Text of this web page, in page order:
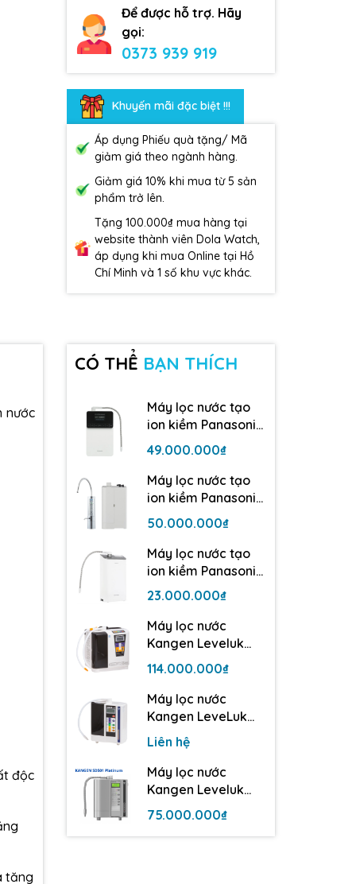
Để được hỗ trợ. Hãy
gọi:
0373 939 919
Khuyến mãi đặc biệt !!!
Áp dụng Phiếu quà tặng/ Mã
giảm giá theo ngành hàng.
Giảm giá 10% khi mua từ 5 sản
phẩm trở lên.
Tặng 100.000₫ mua hàng tại
website thành viên Dola Watch,
áp dụng khi mua Online tại Hồ
Chí Minh và 1 số khu vực khác.
nước
độc
tăng
CÓ THỂ BẠN THÍCH
Máy lọc nước tạo
ion kiềm Panasonic
TK-AS700 | 5 tấm
điện cực
49.000.000₫
Máy lọc nước tạo
ion kiềm Panasonic
TK-AB50| 5 tấm
điện cực
50.000.000₫
Máy lọc nước tạo
ion kiềm Panasonic
TK-AS500 | 3 tấm
điện cực
23.000.000₫
Máy lọc nước
Kangen Leveluk
Super 501
114.000.000₫
Máy lọc nước
Kangen LeveLuk
JrII - 3 tấm điện cực
Liên hệ
Máy lọc nước
Kangen Leveluk
SD501 Platinum
75.000.000₫